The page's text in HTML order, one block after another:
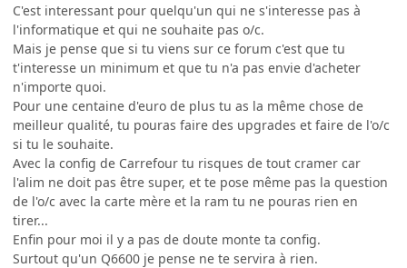
C'est interessant pour quelqu'un qui ne s'interesse pas à
l'informatique et qui ne souhaite pas o/c.
Mais je pense que si tu viens sur ce forum c'est que tu
t'interesse un minimum et que tu n'a pas envie d'acheter
n'importe quoi.
Pour une centaine d'euro de plus tu as la même chose de
meilleur qualité, tu pouras faire des upgrades et faire de l'o/c
si tu le souhaite.
Avec la config de Carrefour tu risques de tout cramer car
l'alim ne doit pas être super, et te pose même pas la question
de l'o/c avec la carte mère et la ram tu ne pouras rien en
tirer...
Enfin pour moi il y a pas de doute monte ta config.
Surtout qu'un Q6600 je pense ne te servira à rien.